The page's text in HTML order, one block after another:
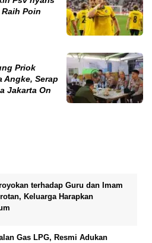
Poin
Priok
Angke, Serap
Jakarta On
terhadap Guru dan Imam
Keluarga Harapkan
Gas LPG, Resmi Adukan